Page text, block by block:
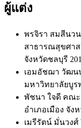
ผู้แต่ง
พรจิรา สมสีนวน
สาธารณสุขศาส
จังหวัดชลบุรี
เอมอัชฌา วัฒน
มหาวิทยาลัยบูร
พัชนา ใจดี คณะ
อำเภอเมือง จัง
เมรีรัตน์ มั่นวงศ์